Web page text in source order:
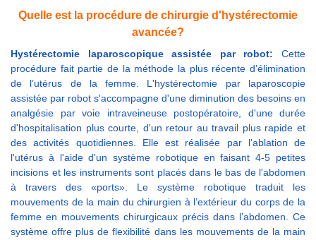
Quelle est la procédure de chirurgie d'hystérectomie
avancée?
Hystérectomie laparoscopique assistée par robot: Cette
procédure fait partie de la méthode la plus récente d’élimination
de l’utérus de la femme. L'hystérectomie par laparoscopie
assistée par robot s'accompagne d'une diminution des besoins en
analgésie par voie intraveineuse postopératoire, d'une durée
d'hospitalisation plus courte, d'un retour au travail plus rapide et
des activités quotidiennes. Elle est réalisée par l'ablation de
l'utérus à l'aide d'un système robotique en faisant 4-5 petites
incisions et les instruments sont placés dans le bas de l'abdomen
à travers des «ports». Le système robotique traduit les
mouvements de la main du chirurgien à l’extérieur du corps de la
femme en mouvements chirurgicaux précis dans l’abdomen. Ce
système offre plus de flexibilité dans les mouvements de la main